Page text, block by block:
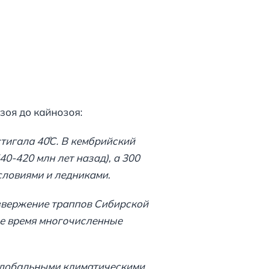
до кайнозоя:
40̊С. В кембрийский
420 млн лет назад), а 300
и ледниками.
траппов Сибирской
время многочисленные
климатическими